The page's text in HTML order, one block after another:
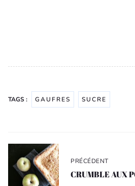
TAGS : GAUFRES SUCRE
l’article
PRÉCÉDENT
CRUMBLE AUX